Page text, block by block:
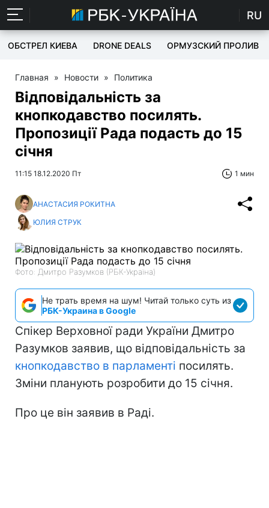
RU
ОБСТРЕЛ КИЕВА DRONE DEALS ОРМУЗСКИЙ ПРОЛИВ
Главная » Новости » Политика
Відповідальність за
кнопкодавство посилять.
Пропозиції Рада подасть до 15
січня
11:15 18.12.2020 Пт 1 мин
АНАСТАСИЯ РОКИТНА
ЮЛИЯ СТРУК
Фото: Дмитро Разумков (РБК-Україна)
Не трать время на шум! Читай только суть из
РБК-Украина в Google
Спікер Верховної ради України Дмитро
Разумков заявив, що відповідальність за
кнопкодавство в парламенті посилять.
Зміни планують розробити до 15 січня.
Про це він заявив в Раді.